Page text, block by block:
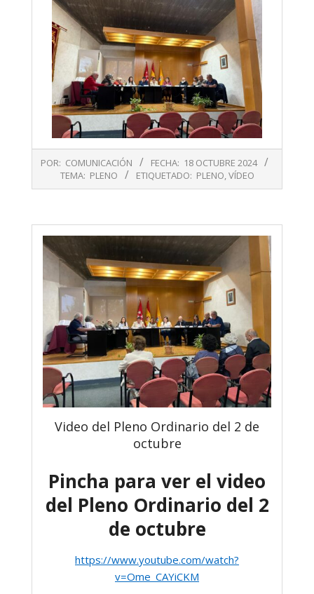
10-
POR: COMUNICACIÓN FECHA: 18 OCTUBRE 2024
TEMA: PLENO ETIQUETADO: PLENO,VÍDEO
Video del Pleno Ordinario del 2 de
octubre
Pincha para ver el video
del Pleno Ordinario del 2
de octubre
https://www.youtube.com/watch?
v=Ome_CAYiCKM